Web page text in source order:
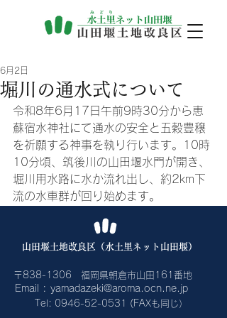
堀川の通水式について
6月2日
令和8年6月17日午前9時30分から恵
蘇宿水神社にて通水の安全と五穀豊穣
を祈願する神事を執り行います。10時
10分頃、筑後川の山田堰水門が開き、
堀川用水路に水か流れ出し、約2km下
流の水車群が回り始めます。
​山田堰土地改良区（水土里ネット山田堰）
〒838-1306 福岡県朝倉市山田161番地
Email : yamadazeki@aroma.ocn.ne.jp
Tel: 0946-52-0531 (FAXも同じ）